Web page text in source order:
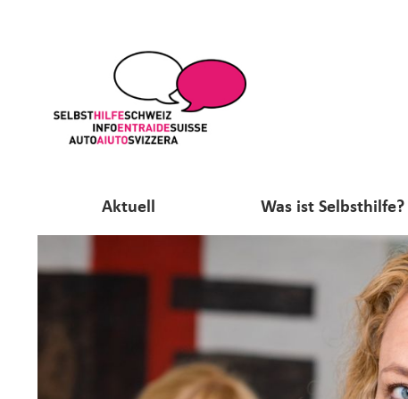
Aktuell Was ist Selbsthilfe?